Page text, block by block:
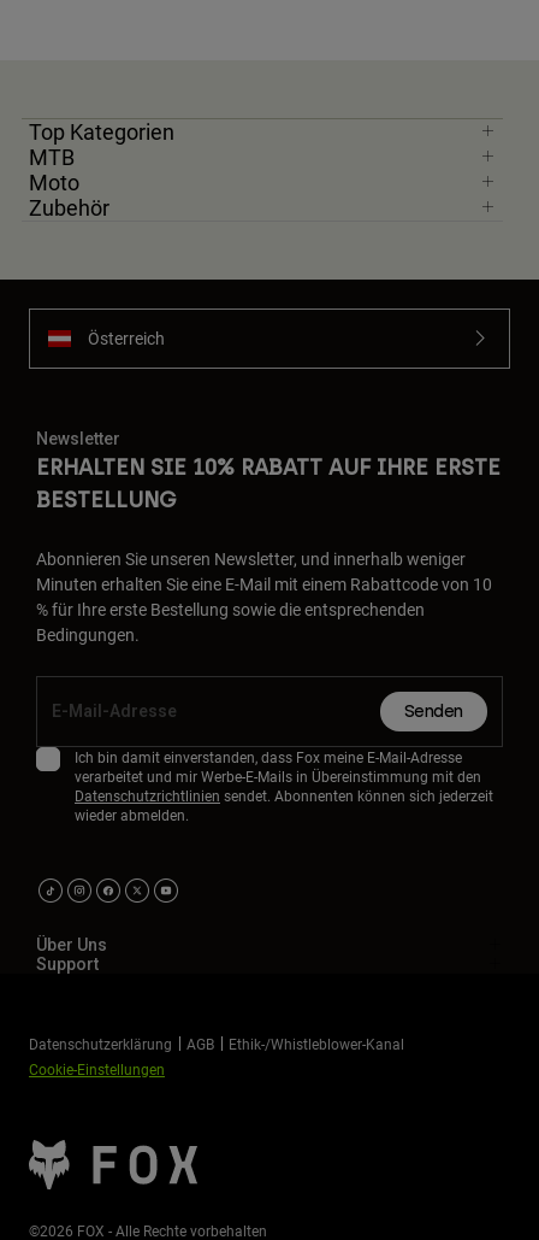
Top Kategorien
MTB
Moto
Zubehör
Österreich
Newsletter
ERHALTEN SIE 10% RABATT AUF IHRE ERSTE
BESTELLUNG
Abonnieren Sie unseren Newsletter, und innerhalb weniger
Minuten erhalten Sie eine E-Mail mit einem Rabattcode von 10
% für Ihre erste Bestellung sowie die entsprechenden
Bedingungen.
Senden
Ich bin damit einverstanden, dass Fox meine E-Mail-Adresse
verarbeitet und mir Werbe-E-Mails in Übereinstimmung mit den
Datenschutzrichtlinien sendet. Abonnenten können sich jederzeit
wieder abmelden.
Über Uns
Support
Datenschutzerklärung AGB
Ethik-/Whistleblower-Kanal
Cookie-Einstellungen
©2026 FOX - Alle Rechte vorbehalten